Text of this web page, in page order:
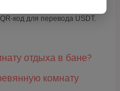
код для перевода USDT.
отдыха в бане?
комнату